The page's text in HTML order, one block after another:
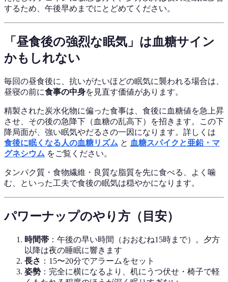
するため、午後早めまでにとどめてください。
「昼食後の強烈な眠気」は血糖サイン
かもしれない
毎回の昼食後に、抗いがたいほどの眠気に襲われる場合は、
昼寝の前に食事の中身を見直す価値があります。
精製された炭水化物に偏った食事は、食後に血糖値を急上昇
させ、その後の急降下（血糖の乱高下）を招きます。この下
降局面が、強い眠気やだるさの一因になります。詳しくは
食後に眠くなる人の血糖リズム と 血糖スパイクと亜鉛・マ
グネシウム をご覧ください。
タンパク質・食物繊維・良質な脂質を先に食べる、よく噛
む、といった工夫で食後の眠気は穏やかになります。
パワーナップのやり方（目安）
時間帯 ：午後の早い時間（おおむね15時まで）。夕方
以降は夜の睡眠に響きます
長さ ：15〜20分でアラームをセット
姿勢 ：完全に横になるより、机にうつ伏せ・椅子で軽